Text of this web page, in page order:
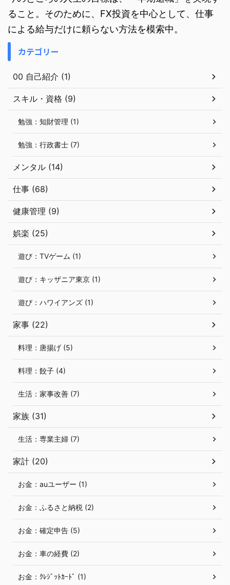
ること。そのために、FX投資を中心として、仕事
による給与だけに頼らない方法を模索中。
カテゴリー
00 自己紹介 (1)
スキル・資格 (9)
勉強：知財管理 (1)
勉強：行政書士 (7)
メンタル (14)
仕事 (68)
健康管理 (9)
娯楽 (25)
遊び：TVゲーム (1)
遊び：キッザニア東京 (1)
遊び：ハワイアンズ (1)
家事 (22)
料理：唐揚げ (5)
料理：餃子 (4)
生活：家事改善 (7)
家族 (31)
生活：専業主婦 (7)
家計 (20)
お金：auユーザー (1)
お金：ふるさと納税 (2)
お金：確定申告 (5)
お金：車の経費 (2)
お金：ｸﾚｼﾞｯﾄｶｰﾄﾞ (1)